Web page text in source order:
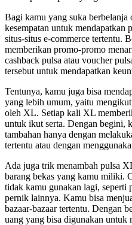
Bagi kamu yang suka berbelanja
kesempatan untuk mendapatkan
situs-situs e-commerce tertentu.
memberikan promo-promo
cashback pulsa atau voucher
tersebut untuk mendapatkan
Tentunya, kamu juga bisa
yang lebih umum, yaitu
oleh XL. Setiap kali XL
untuk ikut serta. Dengan begini,
tambahan hanya dengan
tertentu atau dengan
Ada juga trik menambah pulsa
barang bekas yang kamu miliki.
tidak kamu gunakan lagi, seperti
pernik lainnya. Kamu bisa
bazaar-bazaar tertentu. Dengan
uang yang bisa digunakan untuk